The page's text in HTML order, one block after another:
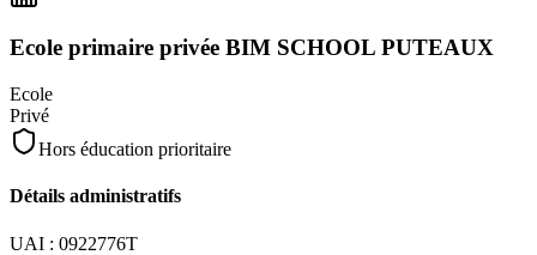
Ecole primaire privée BIM SCHOOL PUTEAUX
Ecole
Privé
Hors éducation prioritaire
Détails administratifs
UAI : 0922776T